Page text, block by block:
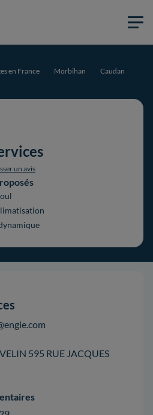
en France Morbihan
Caudan
un avis
595 RUE JACQUES